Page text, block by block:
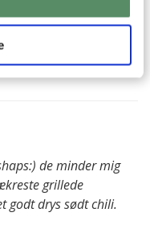
finde det :) Men det
om det snart – med
de minder mig
grillede
godt drys sødt chili.